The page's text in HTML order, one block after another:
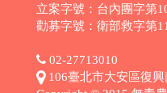
立案字號：台內團字第
勸募字號：衛部救字第
02-27713010
106臺北市大安區復興